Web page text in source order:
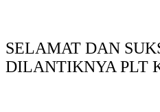
SELAMAT DAN
DILANTIKNYA PLT